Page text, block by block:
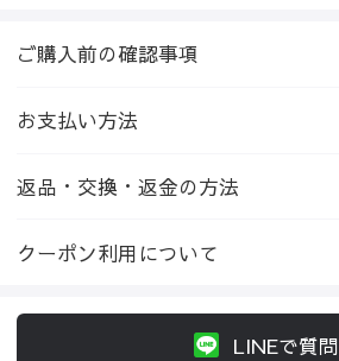
ご購入前の確認事項
お支払い方法
返品・交換・返金の方法
クーポン利用について
LINEで質問